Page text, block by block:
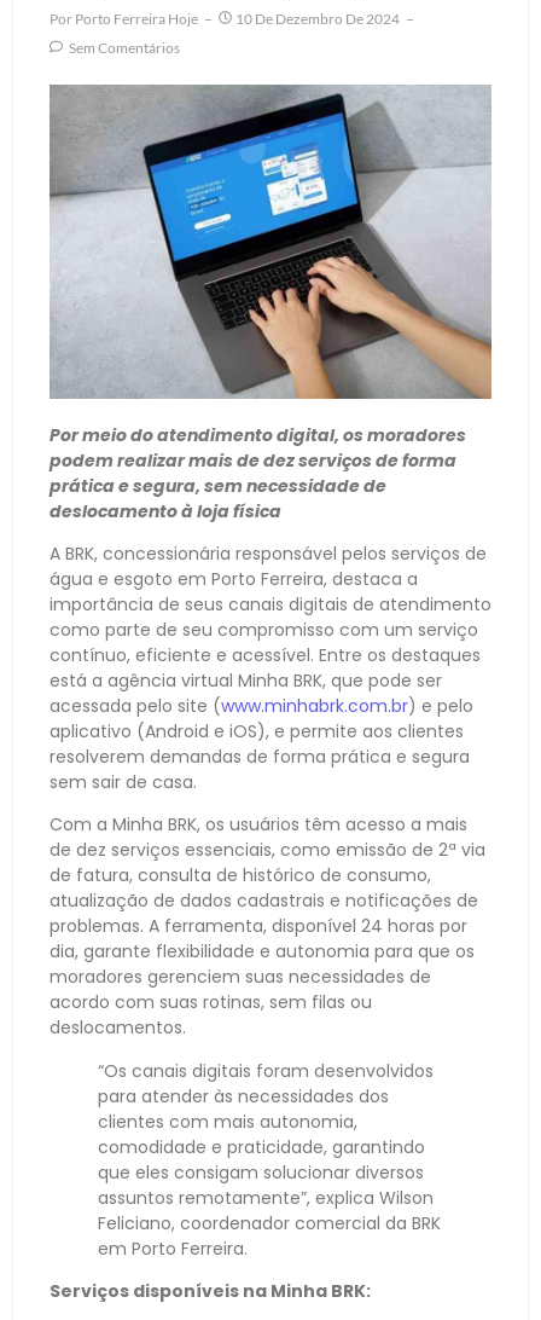
Por Porto Ferreira Hoje
10 De Dezembro De 2024
Sem Comentários
Por meio do atendimento digital, os moradores
podem realizar mais de dez serviços de forma
prática e segura, sem necessidade de
deslocamento à loja física
A BRK, concessionária responsável pelos serviços de
água e esgoto em Porto Ferreira, destaca a
importância de seus canais digitais de atendimento
como parte de seu compromisso com um serviço
contínuo, eficiente e acessível. Entre os destaques
está a agência virtual Minha BRK, que pode ser
acessada pelo site (www.minhabrk.com.br) e pelo
aplicativo (Android e iOS), e permite aos clientes
resolverem demandas de forma prática e segura
sem sair de casa.
Com a Minha BRK, os usuários têm acesso a mais
de dez serviços essenciais, como emissão de 2ª via
de fatura, consulta de histórico de consumo,
atualização de dados cadastrais e notificações de
problemas. A ferramenta, disponível 24 horas por
dia, garante flexibilidade e autonomia para que os
moradores gerenciem suas necessidades de
acordo com suas rotinas, sem filas ou
deslocamentos.
“Os canais digitais foram desenvolvidos
para atender às necessidades dos
clientes com mais autonomia,
comodidade e praticidade, garantindo
que eles consigam solucionar diversos
assuntos remotamente”, explica Wilson
Feliciano, coordenador comercial da BRK
em Porto Ferreira.
Serviços disponíveis na Minha BRK: